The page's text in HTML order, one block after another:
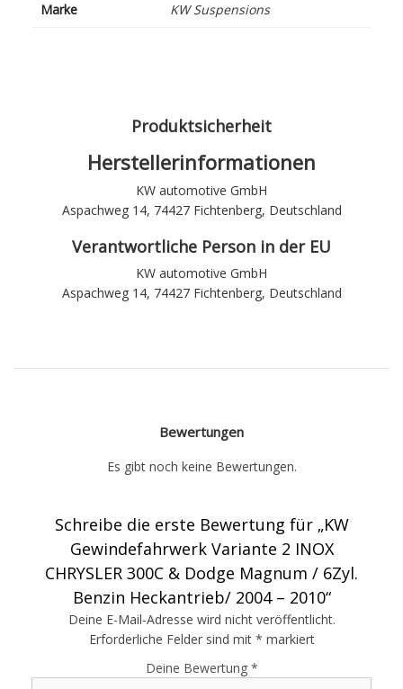
Marke KW Suspensions
Produktsicherheit
Herstellerinformationen
KW automotive GmbH
Aspachweg 14, 74427 Fichtenberg, Deutschland
Verantwortliche Person in der EU
KW automotive GmbH
Aspachweg 14, 74427 Fichtenberg, Deutschland
Bewertungen
Es gibt noch keine Bewertungen.
Schreibe die erste Bewertung für „KW
Gewindefahrwerk Variante 2 INOX
CHRYSLER 300C & Dodge Magnum / 6Zyl.
Benzin Heckantrieb/ 2004 – 2010“
Deine E-Mail-Adresse wird nicht veröffentlicht.
Erforderliche Felder sind mit * markiert
Deine Bewertung *